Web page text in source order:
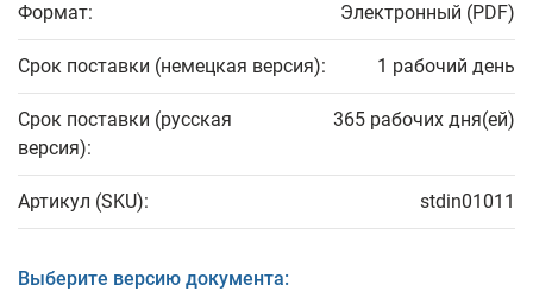
Формат: Электронный (PDF)
Срок поставки (немецкая версия): 1 рабочий день
Срок поставки (русская
версия):
365 рабочих дня(ей)
Артикул (SKU): stdin01011
Выберите версию документа: